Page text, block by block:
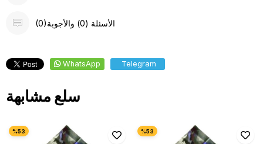
(0)الأسئلة (0) والأجوبة
WhatsApp Telegram
سلع مشابهة